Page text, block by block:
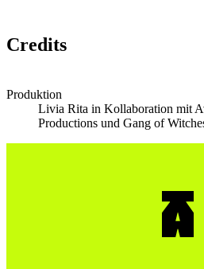
Credits
Produktion
Livia Rita in Kollaboration mit
Productions und Gang of